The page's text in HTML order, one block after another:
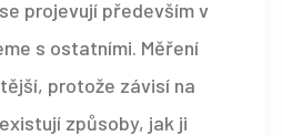
projevují především v
s ostatními. Měření
protože závisí na
způsoby, jak ji